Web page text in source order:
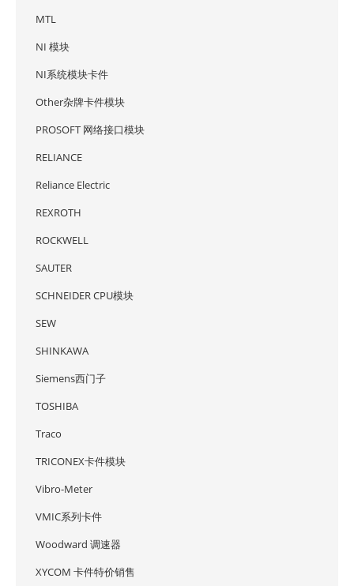
MTL
NI 模块
NI系统模块卡件
Other杂牌卡件模块
PROSOFT 网络接口模块
RELIANCE
Reliance Electric
REXROTH
ROCKWELL
SAUTER
SCHNEIDER CPU模块
SEW
SHINKAWA
Siemens西门子
TOSHIBA
Traco
TRICONEX卡件模块
Vibro-Meter
VMIC系列卡件
Woodward 调速器
XYCOM 卡件特价销售